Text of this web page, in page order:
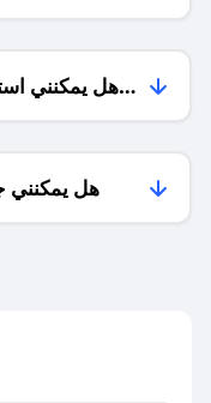
هل يمكنني
هل يمكنني